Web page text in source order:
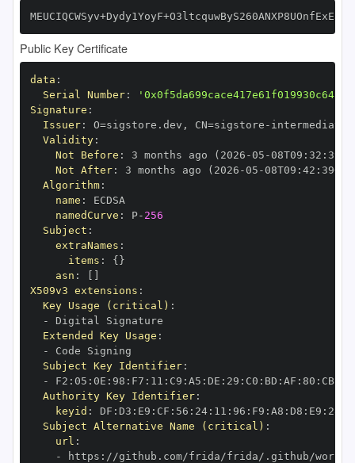
Public Key Certificate
data :
Serial Number:
Signature :
Issuer: O=sigstore.dev , CN=sigstore -
Validity:
Not Before : 3 months ago (2026 -05 -08T09 : 32 :
Not After: 3 months ago (2026 -05 -08T09 : 42 : 39+00
Algorithm:
name :
namedCurve : P- 256
Subject :
extraNames :
items : { }
asn :
X509v3 extensions :
Key Usage (critical) :
-
Extended Key Usage :
-
Subject Key Identifier:
-
F2 : 05 : 0E : 98 : F7 : 11 : C9 : A5 : DE : 29 : C0 : BD : AF : 80 : CB:
Authority Key Identifier:
keyid : DF : D3 : E9 : CF : 56 : 24: 11 : 96 : F9 : A8 : D8 : E9 : 28
Subject Alternative Name (critical) :
url :
-
https :